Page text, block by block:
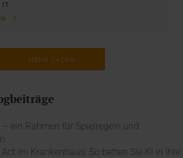
IT
MEHR LADEN
– ein Rahmen für Spielregeln und
Act im Krankenhaus: So betten Sie KI in Ihre